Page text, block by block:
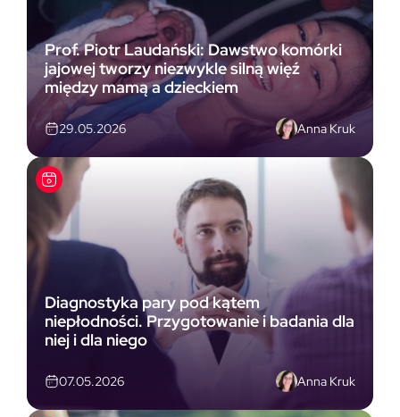
Prof. Piotr Laudański: Dawstwo komórki
jajowej tworzy niezwykle silną więź
między mamą a dzieckiem
29.05.2026 Anna Kruk
Diagnostyka pary pod kątem
niepłodności. Przygotowanie i badania dla
niej i dla niego
07.05.2026 Anna Kruk